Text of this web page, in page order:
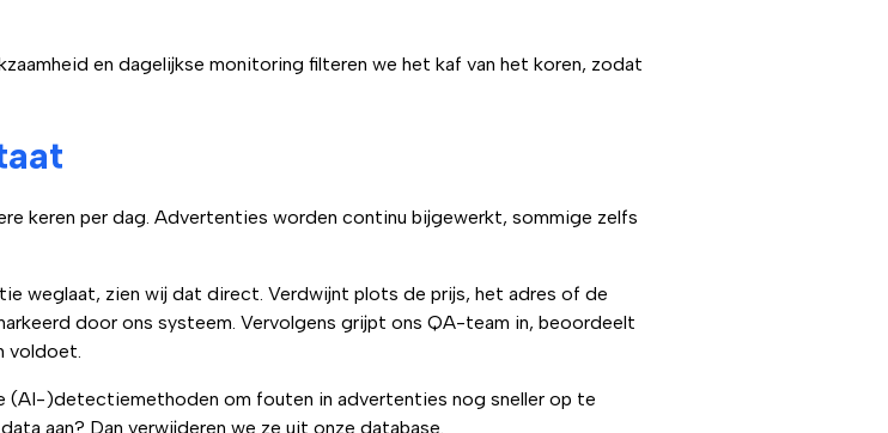
en dagelijkse monitoring filteren we het kaf van het koren, zodat
keren per dag. Advertenties worden continu bijgewerkt, sommige zelfs
weglaat, zien wij dat direct. Verdwijnt plots de prijs, het adres of de
door ons systeem. Vervolgens grijpt ons QA-team in, beoordeelt
voldoet.
(AI-)detectiemethoden om fouten in advertenties nog sneller op te
aan? Dan verwijderen we ze uit onze database.